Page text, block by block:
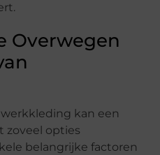
Overwegen
kan een
zoveel opties
belangrijke factoren